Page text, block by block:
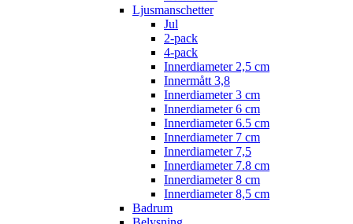
Ljusmanschetter
Jul
2-pack
4-pack
Innerdiameter 2,5 cm
Innermått 3,8
Innerdiameter 3 cm
Innerdiameter 6 cm
Innerdiameter 6.5 cm
Innerdiameter 7 cm
Innerdiameter 7,5
Innerdiameter 7.8 cm
Innerdiameter 8 cm
Innerdiameter 8,5 cm
Badrum